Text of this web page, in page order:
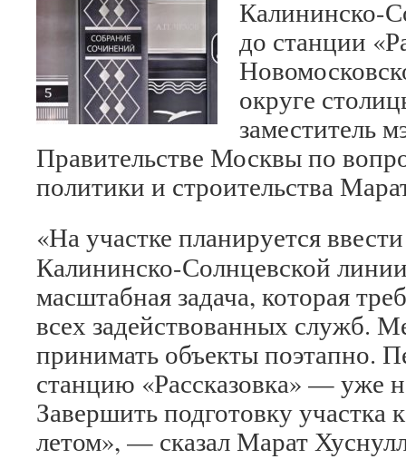
Калининско-
до станции
округе
заместитель
Правительстве Москвы по
политики и строительства
«На участке планируется
Калининско-Солнцевской
масштабная задача, которая
всех задействованных служб.
принимать объекты поэтапно.
станцию «Рассказовка» — уже
Завершить подготовку участка
летом», — сказал Марат